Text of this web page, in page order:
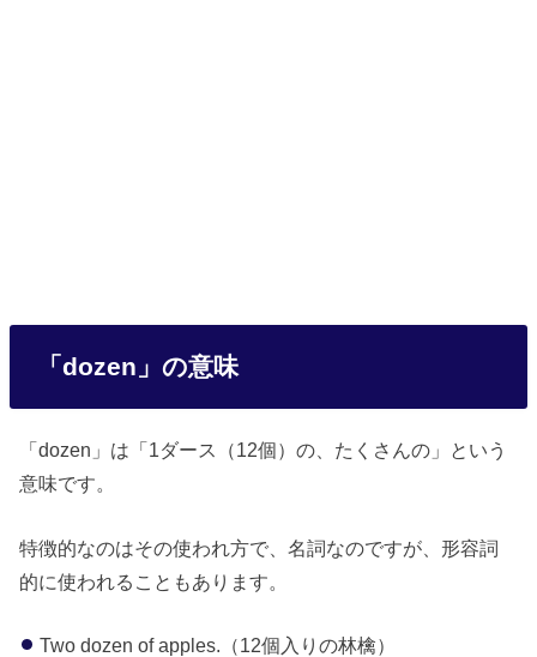
「dozen」の意味
「dozen」は「1ダース（12個）の、たくさんの」という
意味です。
特徴的なのはその使われ方で、名詞なのですが、形容詞
的に使われることもあります。
Two dozen of apples.（12個入りの林檎）